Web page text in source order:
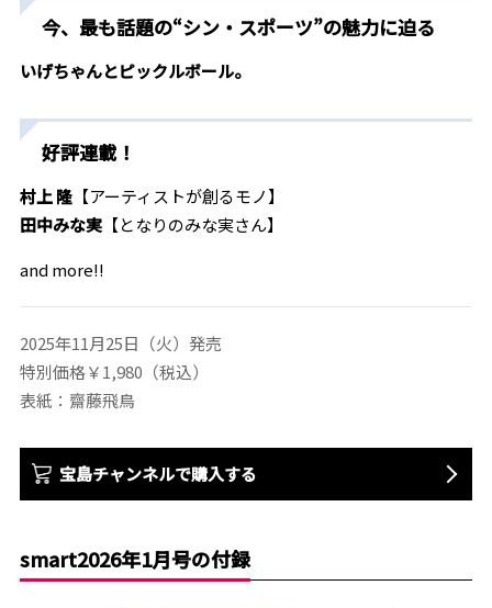
今、最も話題の“シン・スポーツ”の魅力に迫る
いげちゃんとピックルボール。
好評連載！
村上 隆【アーティストが創るモノ】
田中みな実【となりのみな実さん】
and more!!
2025年11月25日（火）発売
特別価格￥1,980（税込）
表紙：齋藤飛鳥
宝島チャンネルで購入する
smart2026年1月号の付録